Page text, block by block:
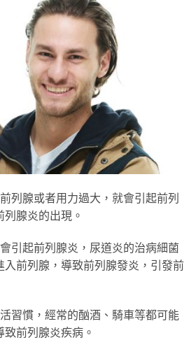
腺或者用力過大，就會引起前列
腺炎的出現。
起前列腺炎，尿道炎的治病細菌
入前列腺，導致前列腺發炎，引發前
慣，經常的酗酒、騎車等都可能
前列腺炎疾病。